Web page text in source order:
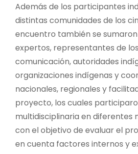
Además de los participantes
distintas comunidades de los
encuentro también se
expertos, representantes de
comunicación, autoridades
organizaciones indígenas y
nacionales, regionales y
proyecto, los cuales
multidisciplinaria en diferentes
con el objetivo de evaluar el
en cuenta factores internos y